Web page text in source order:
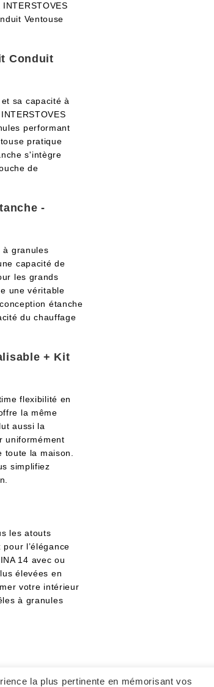
Ventouse
Conduit
sa capacité à
performant
pratique
s'intègre
de
-
à granules
capacité de
les grands
une véritable
étanche
du chauffage
+ Kit
flexibilité en
la même
aussi la
uniformément
toute la maison.
simplifiez
les atouts
l’élégance
14 avec ou
élevées en
votre intérieur
à granules
la plus pertinente en mémorisant vos